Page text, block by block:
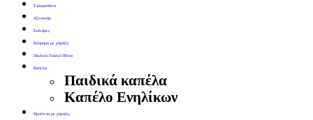
Στρωματάκια
Αξεσουάρ
Σαλιάρες
Κόσμημα με χάραξη
Παιδικά Γυαλιά Ηλίου
Καπέλα
Παιδικά καπέλα
Καπέλο Ενηλίκων
Προϊόντα με χάραξη